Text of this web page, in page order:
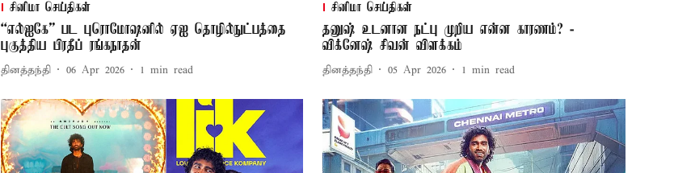
சினிமா செய்திகள்
“எல்ஐகே” பட புரொமோஷனில் ஏஐ தொழில்நுட்பத்தை
புகுத்திய பிரதீப் ரங்கநாதன்
தினத்தந்தி 06 Apr 2026 1 min read
சினிமா செய்திகள்
தனுஷ் உடனான நட்பு முறிய என்ன காரணம்? -
விக்னேஷ் சிவன் விளக்கம்
தினத்தந்தி 05 Apr 2026 1 min read